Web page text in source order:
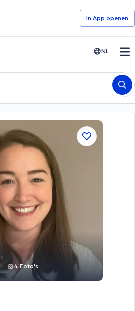
In App openen
NL
4 Foto's